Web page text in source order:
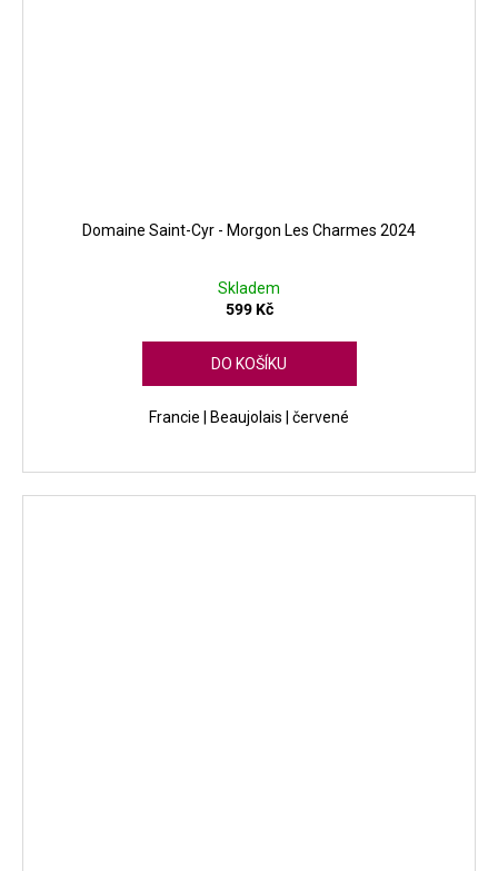
Domaine Saint-Cyr - Morgon Les Charmes 2024
Skladem
599 Kč
DO KOŠÍKU
Francie | Beaujolais | červené